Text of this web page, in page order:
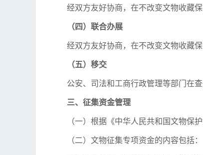
经双方友好协商，在不改变文物收藏
（四）联合办展
经双方友好协商，在不改变文物收藏
（五）移交
公安、司法和工商行政管理等部门在
三、征集资金管理
（一）根据《中华人民共和国文物保
（二）文物征集专项资金的内容包括：